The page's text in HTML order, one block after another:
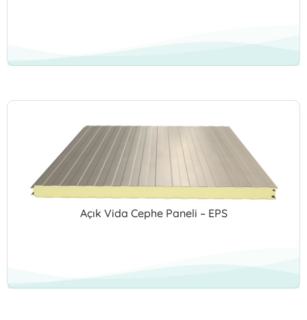
Açık Vida Cephe Paneli – EPS